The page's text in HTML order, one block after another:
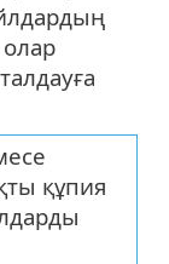
олар
құпия